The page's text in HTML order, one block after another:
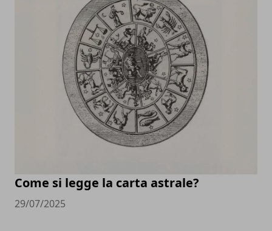
Come si legge la carta astrale?
29/07/2025